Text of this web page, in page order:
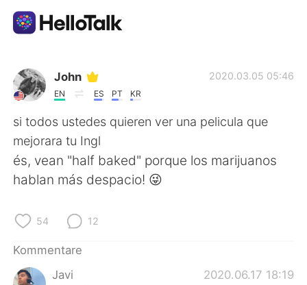
Sprachaustausch-App
Deutsch
العربية
John
EN ES PT KR
2020.03.05 05:46
si todos ustedes quieren ver una pelicula que
mejorara tu Ingl
és, vean "half baked" porque los marijuanos
hablan más despacio! 😜
54 12
Kommentare
Javi
2020.06.17 18:19